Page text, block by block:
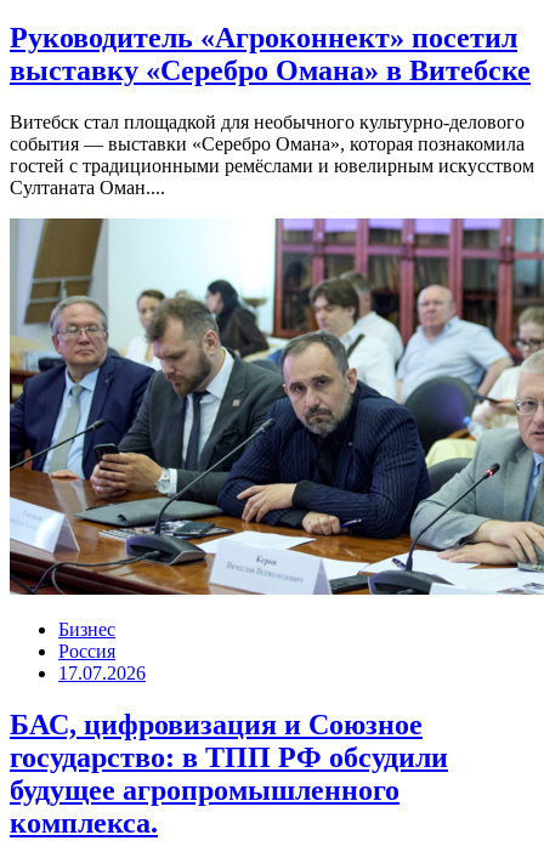
Руководитель «Агроконнект» посетил
выставку «Серебро Омана» в Витебске
Витебск стал площадкой для необычного культурно-делового
события — выставки «Серебро Омана», которая познакомила
гостей с традиционными ремёслами и ювелирным искусством
Султаната Оман....
Бизнес
Россия
17.07.2026
БАС, цифровизация и Союзное
государство: в ТПП РФ обсудили
будущее агропромышленного
комплекса.